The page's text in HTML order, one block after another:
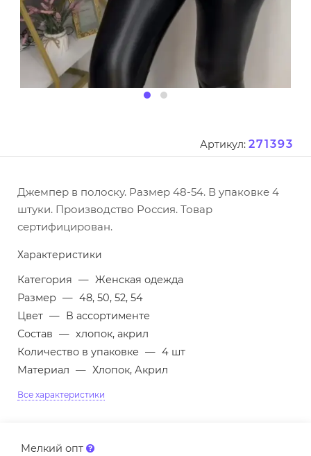
Артикул: 271393
Джемпер в полоску. Размер 48-54. В упаковке 4
штуки. Производство Россия. Товар
сертифицирован.
Характеристики
Категория — Женская одежда
Размер — 48, 50, 52, 54
Цвет — В ассортименте
Состав — хлопок, акрил
Количество в упаковке — 4 шт
Материал — Хлопок, Акрил
Все характеристики
Мелкий опт